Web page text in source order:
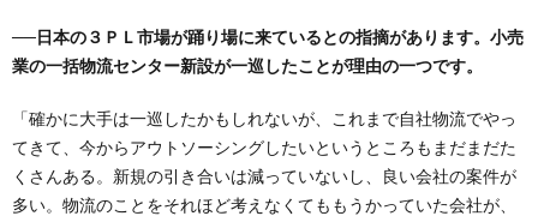
──日本の３ＰＬ市場が踊り場に来ているとの指摘があります。小売
業の一括物流センター新設が一巡したことが理由の一つです。
「確かに大手は一巡したかもしれないが、これまで自社物流でやっ
てきて、今からアウトソーシングしたいというところもまだまだた
くさんある。新規の引き合いは減っていないし、良い会社の案件が
多い。物流のことをそれほど考えなくてももうかっていた会社が、